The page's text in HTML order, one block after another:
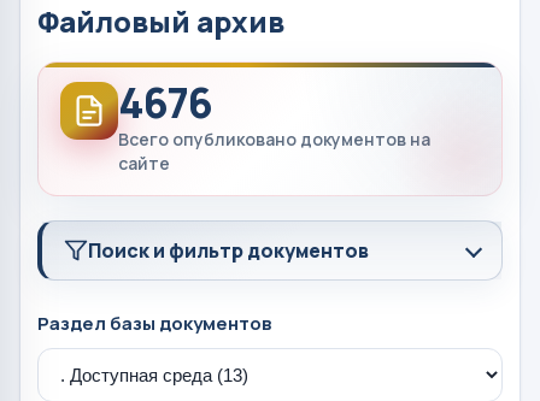
Файловый архив
4676
Всего опубликовано документов на
сайте
Поиск и фильтр документов
Раздел базы документов